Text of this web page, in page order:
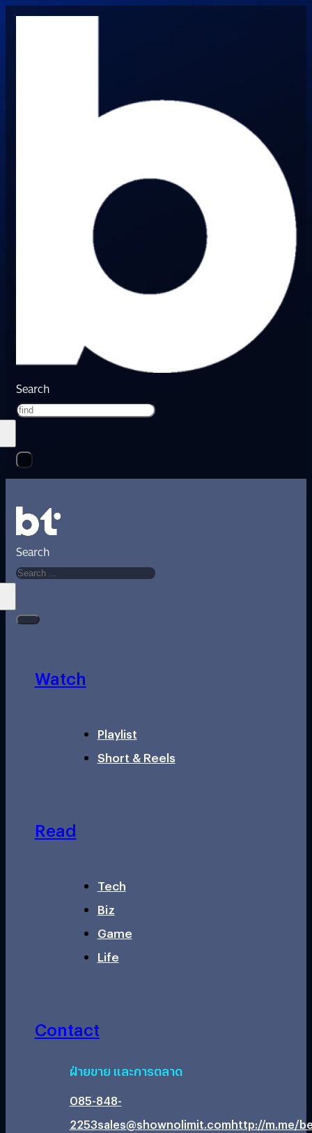
Search
Search
Watch
Playlist
Short & Reels
Read
Tech
Biz
Game
Life
Contact
ฝ่ายขาย และการตลาด
085-848-
2253sales@shownolimit.comhttp://m.me/